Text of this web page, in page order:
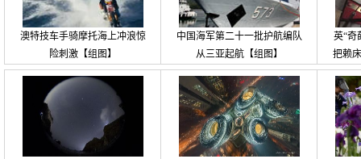
澳特技车手骑摩托海上冲浪惊
险刺激【组图】
中国海军第二十一批护航编队
从三亚起航【组图】
英“奇
把赖